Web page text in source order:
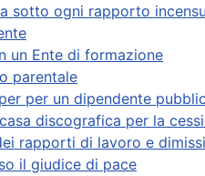
sotto ogni rapporto
un Ente di formazione
parentale
per un dipendente
discografica per la
rapporti di lavoro e
il giudice di pace